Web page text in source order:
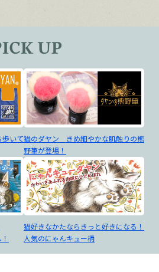
歩いて猫のダヤン きめ細やかな肌触りの熊
野筆が登場！
猫好きなかたならきっと好きになる！
人気のにゃんキュー柄